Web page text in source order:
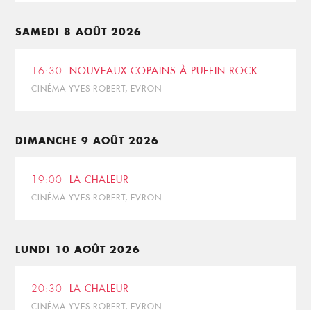
SAMEDI 8 AOÛT 2026
16:30 NOUVEAUX COPAINS À PUFFIN ROCK
CINÉMA YVES ROBERT, EVRON
DIMANCHE 9 AOÛT 2026
19:00 LA CHALEUR
CINÉMA YVES ROBERT, EVRON
LUNDI 10 AOÛT 2026
20:30 LA CHALEUR
CINÉMA YVES ROBERT, EVRON